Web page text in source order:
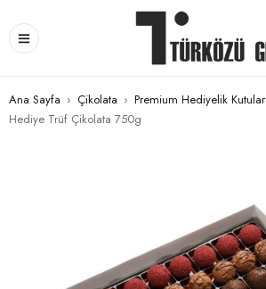
Ana Sayfa › Çikolata › Premium Hediyelik Kutular
Hediye Trüf Çikolata 750g